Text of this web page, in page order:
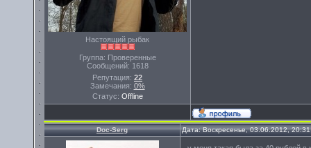
Настоящий рыбак
Группа: Проверенные
Сообщений: 1618
Репутация: 22
Замечания: 0%
Статус: Offline
Doc-Serg Дата: Воскресенье, 03.06.2012,